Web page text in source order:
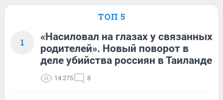
ТОП 5
1
«Насиловал на глазах у связанных
родителей». Новый поворот в
деле убийства россиян в Таиланде
14 275 8